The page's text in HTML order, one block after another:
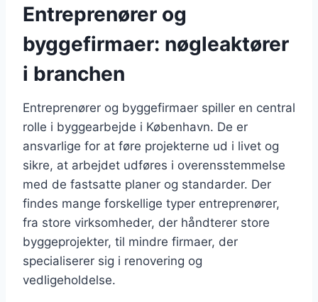
Entreprenører og
byggefirmaer: nøgleaktører
i branchen
Entreprenører og byggefirmaer spiller en central
rolle i byggearbejde i København. De er
ansvarlige for at føre projekterne ud i livet og
sikre, at arbejdet udføres i overensstemmelse
med de fastsatte planer og standarder. Der
findes mange forskellige typer entreprenører,
fra store virksomheder, der håndterer store
byggeprojekter, til mindre firmaer, der
specialiserer sig i renovering og
vedligeholdelse.